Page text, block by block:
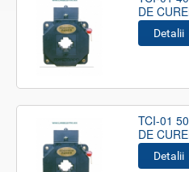
DE
Detalii
TCI-01
DE
Detalii